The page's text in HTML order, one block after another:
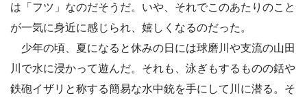
は「フツ」なのだそうだ。いや、それでこのあたりのこと
が一気に身近に感じられ、嬉しくなるのだった。
少年の頃、夏になると休みの日には球磨川や支流の山田
川で水に浸かって遊んだ。それも、泳ぎもするものの銛や
鉄砲イザリと称する簡易な水中銃を手にして川に潜る。そ